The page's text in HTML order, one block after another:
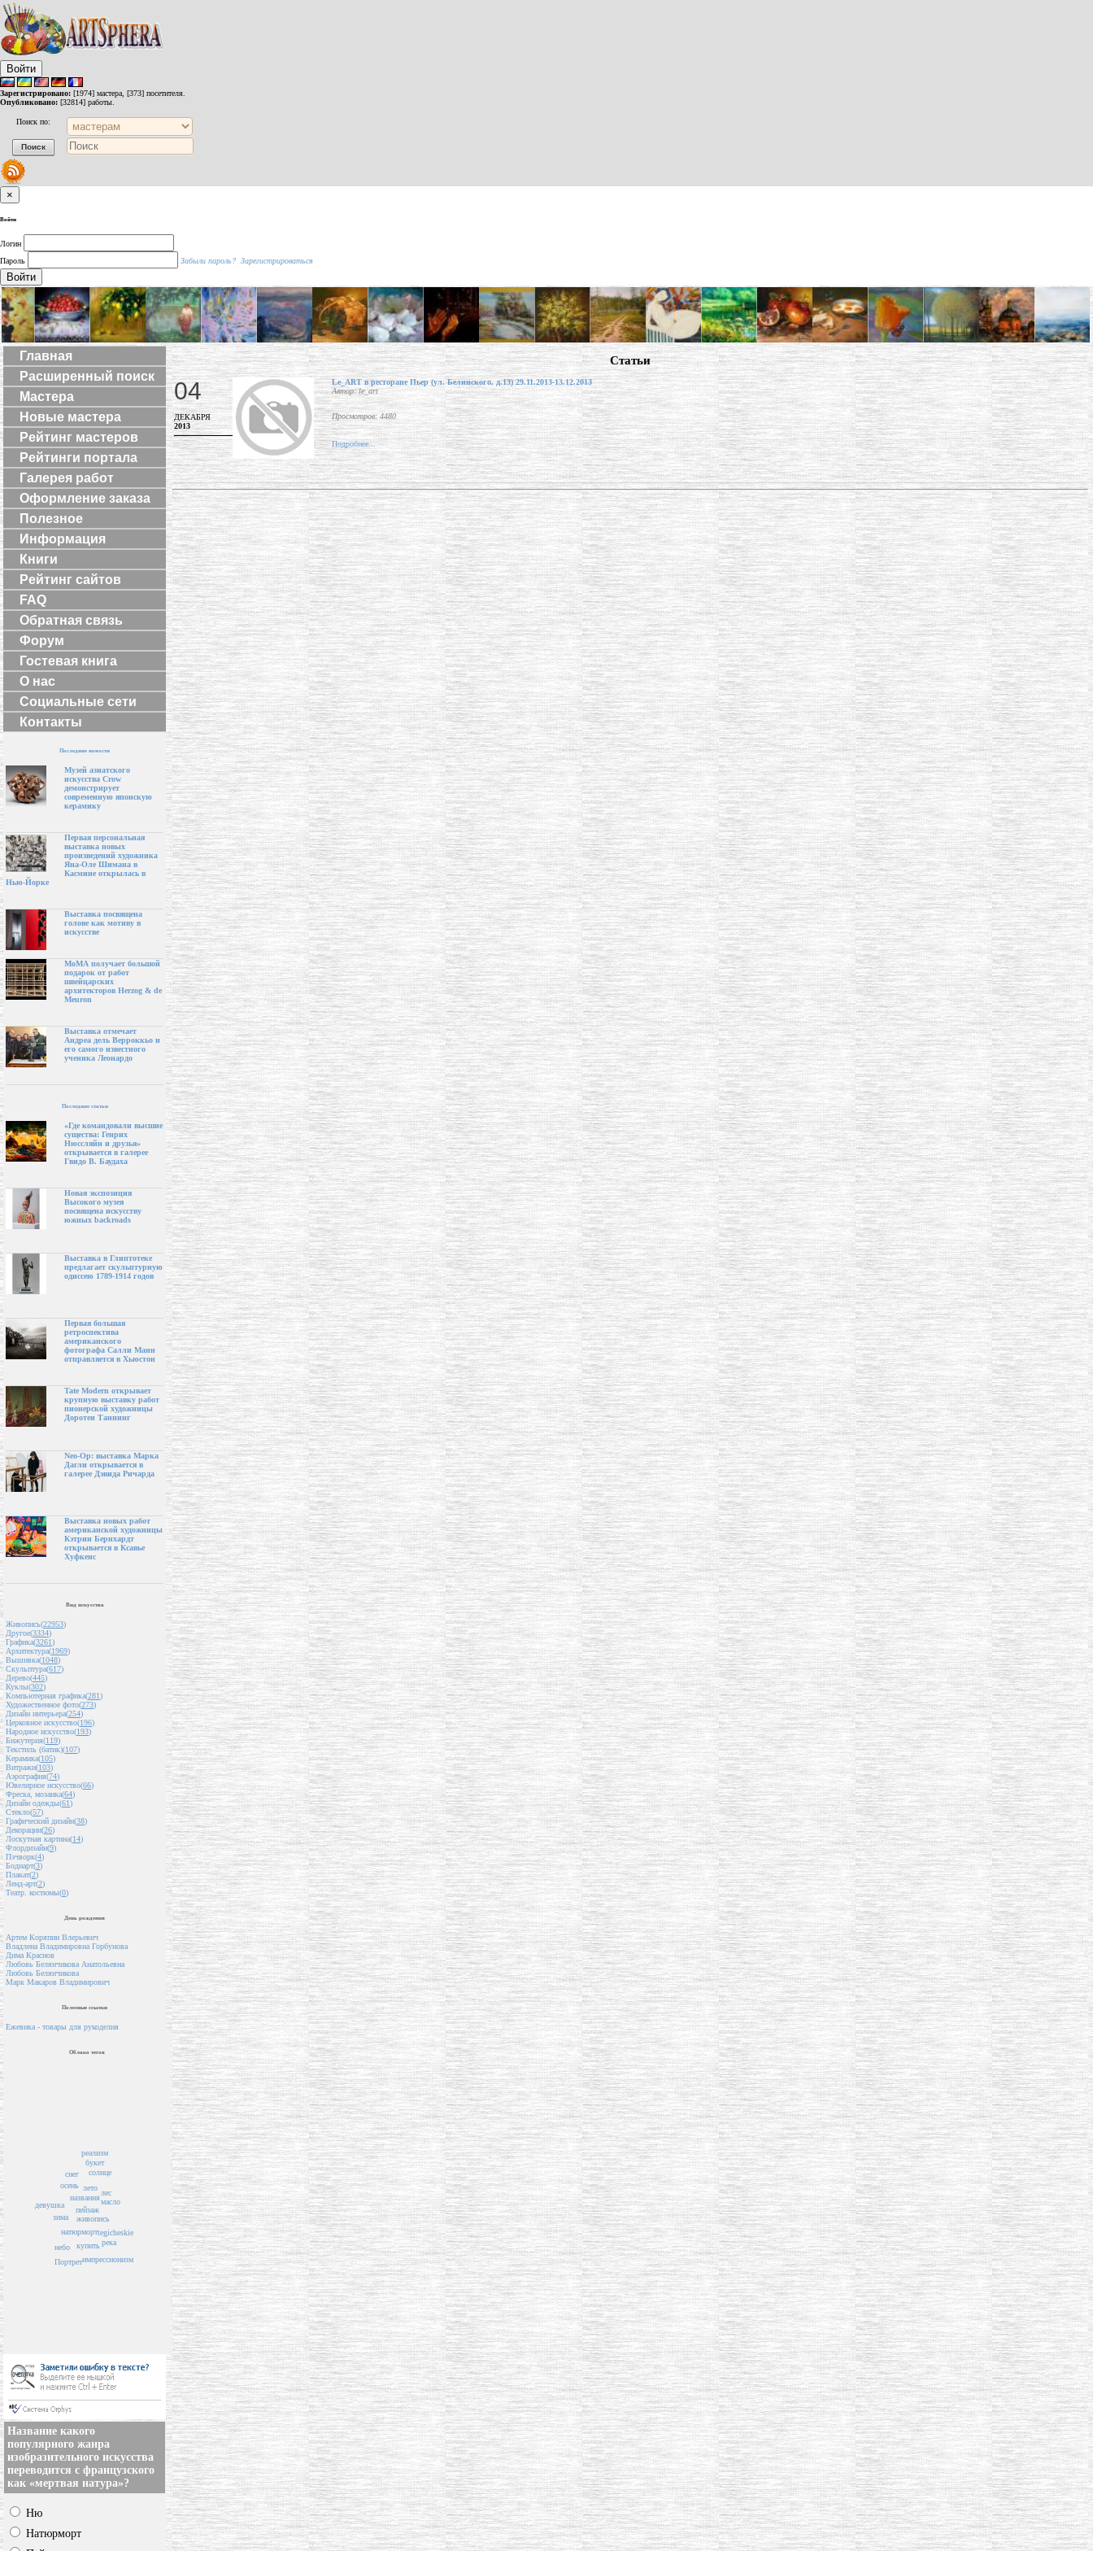
Войти
Зарегистрировано: [1974] мастера, [373] посетителя.
Опубликовано: [32814] работы.
Поиск по:
×
Войти
Логин
Пароль
Забыли пароль? Зарегистрироваться
Войти
Главная
Расширенный поиск
Мастера
Новые мастера
Рейтинг мастеров
Рейтинги портала
Галерея работ
Оформление заказа
Полезное
Информация
Книги
Рейтинг сайтов
FAQ
Обратная связь
Форум
Гостевая книга
О нас
Социальные сети
Контакты
Последние новости
Музей азиатского
искусства Crow
демонстрирует
современную японскую
керамику
Первая персональная
выставка новых
произведений художника
Яна-Оле Шимана в
Касмине открылась в
Нью-Йорке
Выставка посвящена
голове как мотиву в
искусстве
МоМА получает большой
подарок от работ
швейцарских
архитекторов Herzog & de
Meuron
Выставка отмечает
Андреа дель Верроккьо и
его самого известного
ученика Леонардо
Последние статьи
«Где командовали высшие
существа: Генрих
Нюссляйн и друзья»
открывается в галерее
Гвидо В. Баудаха
Новая экспозиция
Высокого музея
посвящена искусству
южных backroads
Выставка в Глиптотеке
предлагает скульптурную
одиссею 1789-1914 годов
Первая большая
ретроспектива
американского
фотографа Салли Манн
отправляется в Хьюстон
Tate Modern открывает
крупную выставку работ
пионерской художницы
Доротеи Таннинг
Neo-Op: выставка Марка
Дагли открывается в
галерее Дэвида Ричарда
Выставка новых работ
американской художницы
Кэтрин Бернхардт
открывается в Ксавье
Хуфкенс
Вид искусства
Живопись(22953)
Другое(3334)
Графика(3261)
Архитектура(1969)
Вышивка(1048)
Скульптура(617)
Дерево(445)
Куклы(302)
Компьютерная графика(281)
Художественное фото(273)
Дизайн интерьера(254)
Церковное искусство(196)
Народное искусство(193)
Бижутерия(119)
Текстиль (батик)(107)
Керамика(105)
Витражи(103)
Аэрография(74)
Ювелирное искусство(66)
Фреска, мозаика(64)
Дизайн одежды(61)
Стекло(57)
Графический дизайн(38)
Декорации(26)
Лоскутная картина(14)
Флордизайн(9)
Пэчворк(4)
Бодиарт(3)
Плакат(2)
Ленд-арт(2)
Театр. костюмы(0)
День рождения
Артем Коряпин Влерьевич
Владлена Владимировна Горбунова
Дима Краснов
Любовь Белянчикова Анатольевна
Любовь Белянчикова
Марк Макаров Владимирович
Полезные ссылки
Ежевика - товары для рукоделия
Облако тегов
пейзаж
названия
живопись
лето
натюрморт
купить
солнце
лес
зима
осень
букет
масло
река
снег
tegicheskie
реализм
небо
импрессионизм
Портрет
девушка
Название какого
популярного жанра
изобразительного искусства
переводится с французского
как «мертвая натура»?
Ню
Натюрморт
Статьи
04
ДЕКАБРЯ
2013
Le_ART в ресторане Пьер (ул. Белинского, д.13) 29.11.2013-13.12.2013
Автор: le_art
Просмотров: 4480
Подробнее...